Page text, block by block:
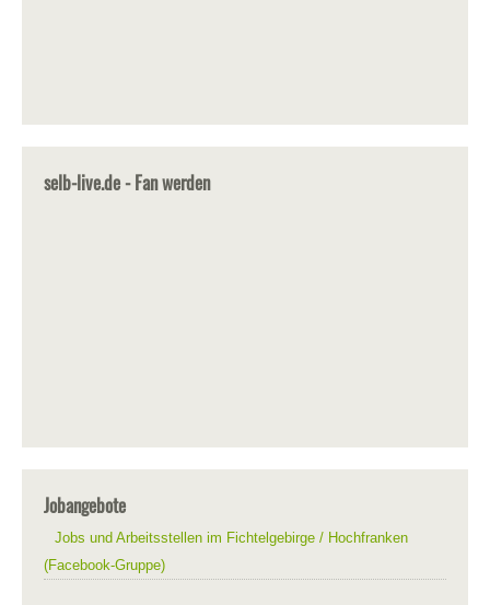
selb-live.de - Fan werden
Jobangebote
Jobs und Arbeitsstellen im Fichtelgebirge / Hochfranken
(Facebook-Gruppe)